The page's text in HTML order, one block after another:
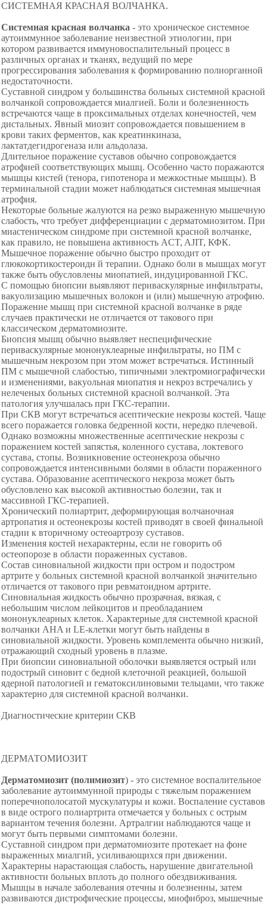
СИСТЕМНАЯ КРАСНАЯ ВОЛЧАНКА.
Системная красная волчанка - это хроническое системное
аутоиммунное заболевание неизвестной этиологии, при
котором развивается иммуновоспалительный процесс в
различных органах и тканях, ведущий по мере
прогрессирования заболевания к формированию полиорганной
недостаточности.
Суставной синдром у большинства больных системной красной
волчанкой сопровождается миалгией. Боли и болезненность
встречаются чаще в проксимальных отделах конечностей, чем
дистальных. Явный миозит сопровождается повышением в
крови таких ферментов, как креатинкиназа,
лактатдегидрогеназа или альдолаза.
Длительное поражение суставов обычно сопровождается
атрофией соответствующих мышц. Особенно часто поражаются
мышцы кистей (тенора, гипотенора и межкостные мышцы). В
терминальной стадии может наблюдаться системная мышечная
атрофия.
Некоторые больные жалуются на резко выраженную мышечную
слабость, что требует дифференциации с дерматомиозитом. При
миастеническом синдроме при системной красной волчанке,
как правило, не повышена активность ACT, AJIT, КФК.
Мышечное поражение обычно быстро проходит от
глюкокортикостероидн й терапии. Однако боли в мышцах могут
также быть обусловлены миопатией, индуцированной ГКС.
С помощью биопсии выявляют периваскулярные инфильтраты,
вакуолизацию мышечных волокон и (или) мышечную атрофию.
Поражение мышц при системной красной волчанке в ряде
случаев практически не отличается от такового при
классическом дерматомиозите.
Биопсия мышц обычно выявляет неспецифические
периваскулярные мононуклеарные инфильтраты, но ПМ с
мышечным некрозом при этом может встречаться. Истинный
ПМ с мышечной слабостью, типичными электромиографически
и изменениями, вакуольная миопатия и некроз встречались у
нелеченых больных системной красной волчанкой. Эта
патология улучшалась при ГКС-терапии.
При СКВ могут встречаться асептические некрозы костей. Чаще
всего поражается головка бедренной кости, нередко плечевой.
Однако возможны множественные асептические некрозы с
поражением костей запястья, коленного сустава, локтевого
сустава, стопы. Возникновение остеонекроза обычно
сопровождается интенсивными болями в области пораженного
сустава. Образование асептического некроза может быть
обусловлено как высокой активностью болезни, так и
массивной ГКС-терапией.
Хронический полиартрит, деформирующая волчаночная
артропатия и остеонекрозы костей приводят в своей финальной
стадии к вторичному остеоартрозу суставов.
Изменения костей нехарактерны, если не говорить об
остеопорозе в области пораженных суставов.
Состав синовиальной жидкости при остром и подостром
артрите у больных системной красной волчанкой значительно
отличается от такового при ревматоидном артрите.
Синовиальная жидкость обычно прозрачная, вязкая, с
небольшим числом лейкоцитов и преобладанием
мононуклеарных клеток. Характерные для системной красной
волчанки AHA и LE-клетки могут быть найдены в
синовиальной жидкости. Уровень комплемента обычно низкий,
отражающий сходный уровень в плазме.
При биопсии синовиальной оболочки выявляется острый или
подострый синовит с бедной клеточной реакцией, большой
ядерной патологией и гематоксилиновыми тельцами, что также
характерно для системной красной волчанки.
Диагностические критерии СКВ
ДЕРМАТОМИОЗИТ
Дерматомиозит (полимиозит) - это системное воспалительное
заболевание аутоиммунной природы с тяжелым поражением
поперечнополосатой мускулатуры и кожи. Воспаление суставов
в виде острого полиартрита отмечается у больных с острым
вариантом течения болезни. Артралгии наблюдаются чаще и
могут быть первыми симптомами болезни.
Суставной синдром при дерматомиозите протекает на фоне
выраженных миалгий, усиливающихся при движении.
Характерны нарастающая слабость, нарушение двигательной
активности больных вплоть до полного обездвиживания.
Мышцы в начале заболевания отечны и болезненны, затем
развиваются дистрофические процессы, миофиброз, мышечные